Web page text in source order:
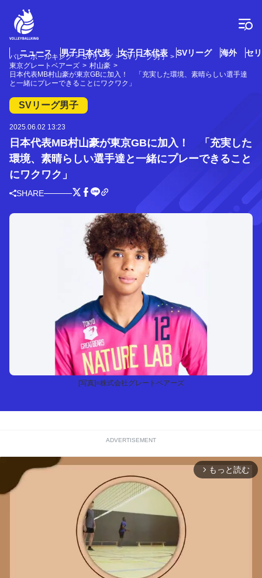
ニュース 男子日本代表 女子日本代表 SVリーグ 海外 セ
バレーボールキング SVリーグ
SVリーグ男子
東京グレートベアーズ
村山豪
日本代表MB村山豪が東京GBに加入！ 「充実した環境、素晴らしい選手達
と一緒にプレーできることにワクワク」
SVリーグ男子
2025.06.02 13:23
日本代表MB村山豪が東京GBに加入！ 「充実した
環境、素晴らしい選手達と一緒にプレーできること
にワクワク」
SHARE
[写真]=株式会社グレートベアーズ
ADVERTISEMENT
arrow_forward_ios もっと読む